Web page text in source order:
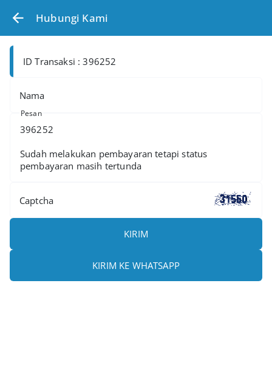
Hubungi Kami
ID Transaksi : 396252
Nama
Pesan
Captcha
KIRIM
KIRIM KE WHATSAPP